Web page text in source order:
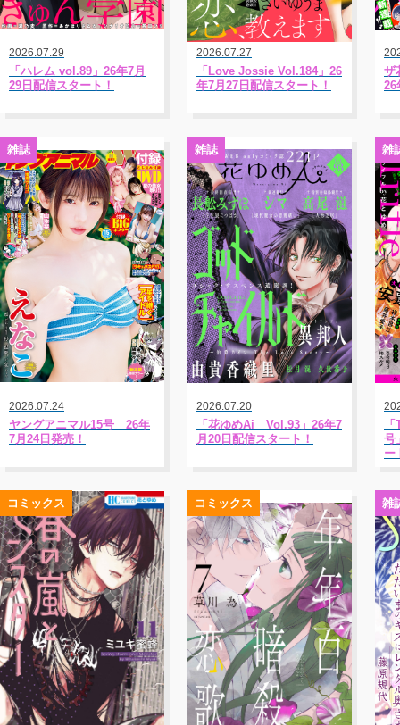
2026.07.29
「ハレム vol.89」26年7月
29日配信スタート！
2026.07.27
「Love Jossie Vol.184」26
年7月27日配信スタート！
ザ
26
雑誌
2026.07.24
ヤングアニマル15号 26年
7月24日発売！
雑誌
2026.07.20
「花ゆめAi Vol.93」26年7
月20日配信スタート！
雑
号
ー
コミックス コミックス 雑